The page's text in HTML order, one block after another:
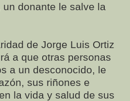
donante le salve la
de Jorge Luis Ortiz
a que otras personas
a un desconocido, le
sus riñones e
la vida y salud de sus